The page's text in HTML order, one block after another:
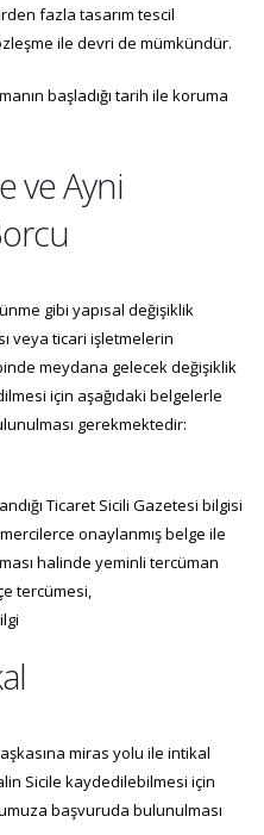
fazla tasarım tescil
ile devri de mümkündür.
başladığı tarih ile koruma
ve Ayni
gibi yapısal değişiklik
veya ticari işletmelerin
meydana gelecek değişiklik
için aşağıdaki belgelerle
gerekmektedir:
Ticaret Sicili Gazetesi bilgisi
onaylanmış belge ile
halinde yeminli tercüman
tercümesi,
miras yolu ile intikal
Sicile kaydedilebilmesi için
başvuruda bulunulması